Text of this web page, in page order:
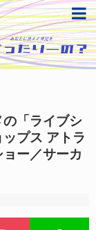
の「ライブシ
プス アトラ
ー／サーカ